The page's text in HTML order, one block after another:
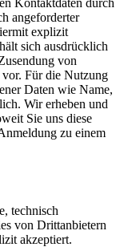
Kontaktdaten durch
angeforderter
explizit
sich ausdrücklich
von
Für die Nutzung
Daten wie Name,
Wir erheben und
Sie uns diese
zu einem
technisch
von Drittanbietern
akzeptiert.